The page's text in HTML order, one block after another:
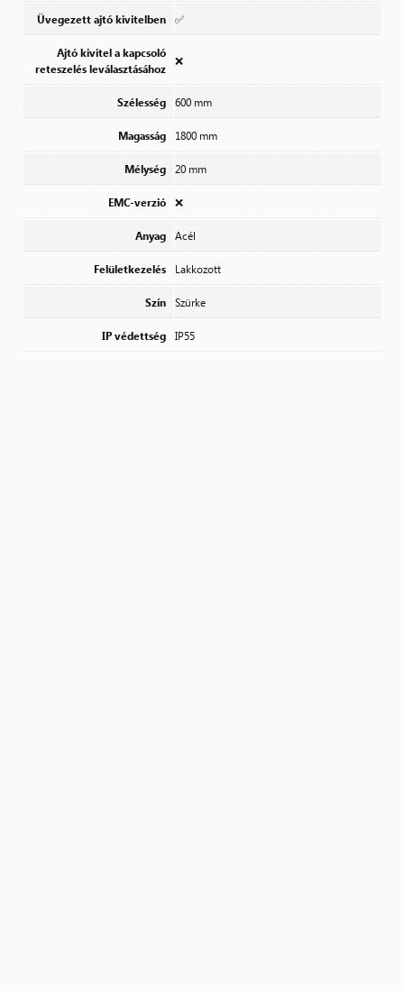
Üvegezett ajtó kivitelben ✅
Ajtó kivitel a kapcsoló
reteszelés leválasztásához
❌
Szélesség 600 mm
Magasság 1800 mm
Mélység 20 mm
EMC-verzió ❌
Anyag Acél
Felületkezelés Lakkozott
Szín Szürke
IP védettség IP55